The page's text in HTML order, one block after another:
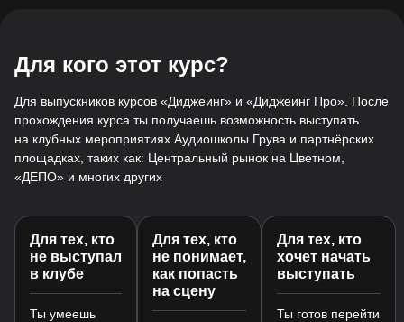
Для кого этот курс?
Для выпускников курсов «Диджеинг» и «Диджеинг Про». После
прохождения курса ты получаешь возможность выступать
на клубных мероприятиях Аудиошколы Грува и партнёрских
площадках, таких как: Центральный рынок на Цветном,
«ДЕПО» и многих других
Для тех, кто
не выступал
в клубе
Ты умеешь
Для тех, кто
не понимает,
как попасть
на сцену
Для тех, кто
хочет начать
выступать
Ты готов перейти